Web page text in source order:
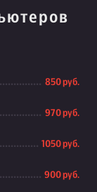
850 руб.
970 руб.
1050 руб.
900 руб.